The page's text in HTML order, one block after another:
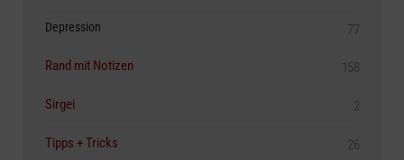
Depression 77
Rand mit Notizen 158
Sirgei 2
Tipps + Tricks 26